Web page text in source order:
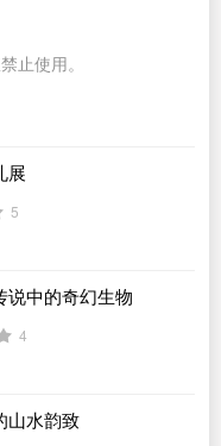
止使用。
展
5
说中的奇幻生物
4
山水韵致